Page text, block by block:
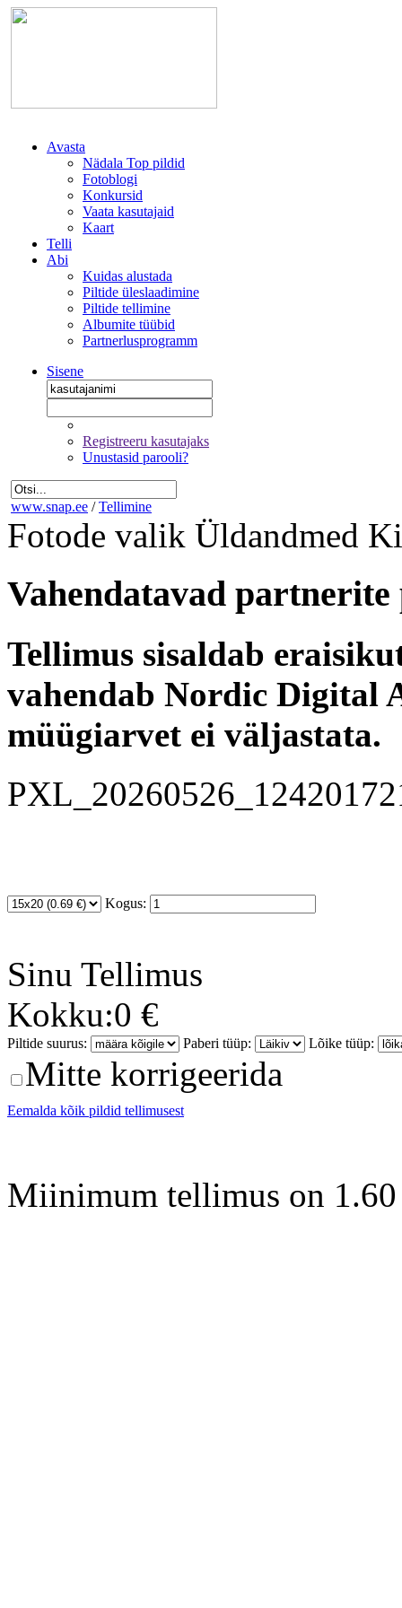
Avasta
Nädala Top pildid
Fotoblogi
Konkursid
Vaata kasutajaid
Kaart
Telli
Abi
Kuidas alustada
Piltide üleslaadimine
Piltide tellimine
Albumite tüübid
Partnerlusprogramm
Sisene
Registreeru kasutajaks
Unustasid parooli?
www.snap.ee / Tellimine
Fotode valik Üldandmed
Vahendatavad
Tellimus sisaldab
vahendab Nordic Digital
müügiarvet ei väljastata.
Kogus:
Sinu Tellimus
Kokku:0 €
Piltide suurus: Paberi tüüp: Lõike tüüp:
Mitte korrigeerida
Eemalda kõik pildid tellimusest
Miinimum tellimus on